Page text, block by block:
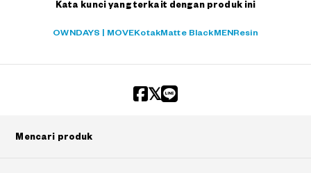
Kata kunci yang terkait dengan produk ini
OWNDAYS | MOVEKotakMatte Black MEN Resin
Mencari produk